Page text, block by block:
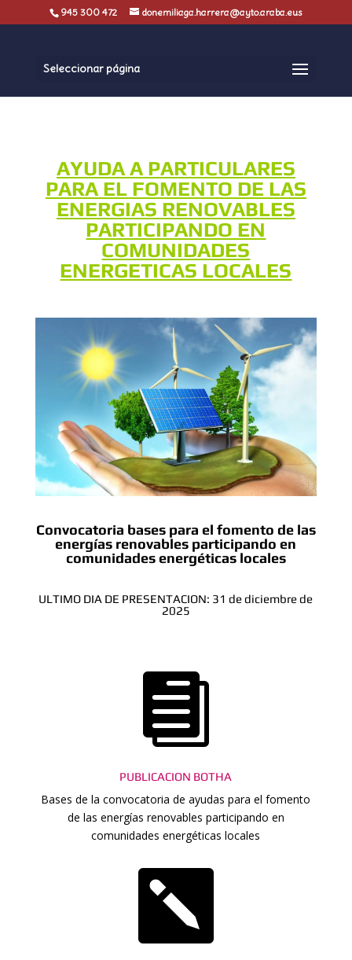
945 300 472 donemiliaga.harrera@ayto.araba.eus
Seleccionar página
AYUDA A PARTICULARES
PARA EL FOMENTO DE LAS
ENERGIAS RENOVABLES
PARTICIPANDO EN
COMUNIDADES
ENERGETICAS LOCALES
Convocatoria bases para el fomento de las
energías renovables participando en
comunidades energéticas locales
ULTIMO DIA DE PRESENTACION: 31 de diciembre de
2025

PUBLICACION BOTHA
Bases de la convocatoria de ayudas para el fomento
de las energías renovables participando en
comunidades energéticas locales
